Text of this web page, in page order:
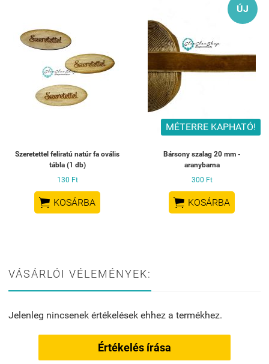
Szeretettel feliratú natúr fa ovális
tábla (1 db)
130 Ft
 KOSÁRBA
ÚJ
MÉTERRE KAPHATÓ!
Bársony szalag 20 mm -
aranybarna
300 Ft
 KOSÁRBA
VÁSÁRLÓI VÉLEMÉNYEK:
Jelenleg nincsenek értékelések ehhez a termékhez.
Értékelés írása